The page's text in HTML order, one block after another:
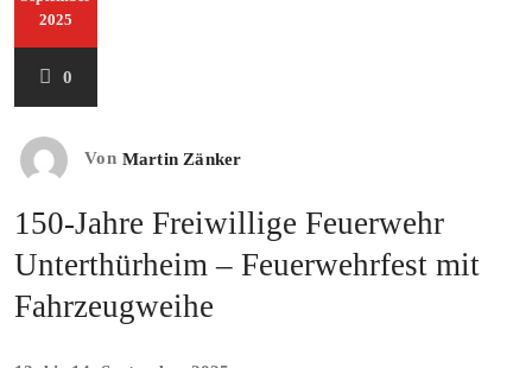
2025
0
Von Martin Zänker
150-Jahre Freiwillige Feuerwehr
Unterthürheim – Feuerwehrfest mit
Fahrzeugweihe